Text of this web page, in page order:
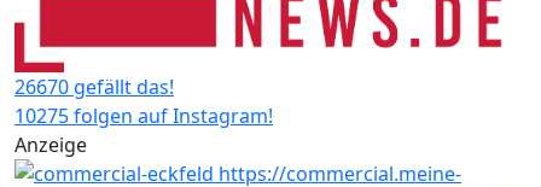
26670 gefällt das!
10275 folgen auf Instagram!
Anzeige